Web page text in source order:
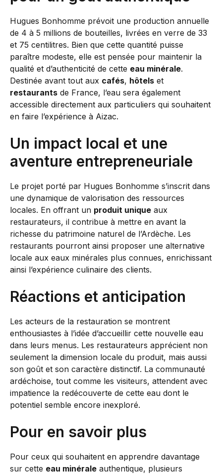
Hugues Bonhomme prévoit une production annuelle
de 4 à 5 millions de bouteilles, livrées en verre de 33
et 75 centilitres. Bien que cette quantité puisse
paraître modeste, elle est pensée pour maintenir la
qualité et d’authenticité de cette eau minérale.
Destinée avant tout aux cafés, hôtels et
restaurants de France, l’eau sera également
accessible directement aux particuliers qui souhaitent
en faire l’expérience à Aizac.
Un impact local et une
aventure entrepreneuriale
Le projet porté par Hugues Bonhomme s’inscrit dans
une dynamique de valorisation des ressources
locales. En offrant un produit unique aux
restaurateurs, il contribue à mettre en avant la
richesse du patrimoine naturel de l’Ardèche. Les
restaurants pourront ainsi proposer une alternative
locale aux eaux minérales plus connues, enrichissant
ainsi l’expérience culinaire des clients.
Réactions et anticipation
Les acteurs de la restauration se montrent
enthousiastes à l’idée d’accueillir cette nouvelle eau
dans leurs menus. Les restaurateurs apprécient non
seulement la dimension locale du produit, mais aussi
son goût et son caractère distinctif. La communauté
ardéchoise, tout comme les visiteurs, attendent avec
impatience la redécouverte de cette eau dont le
potentiel semble encore inexploré.
Pour en savoir plus
Pour ceux qui souhaitent en apprendre davantage
sur cette eau minérale authentique, plusieurs